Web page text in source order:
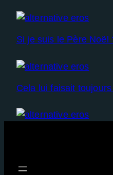
Si je suis le Père Noël
Cela lui faisait